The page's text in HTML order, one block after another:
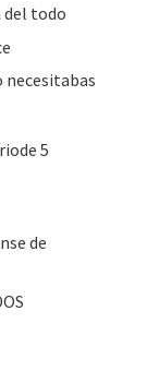
del todo
necesitabas
5
de